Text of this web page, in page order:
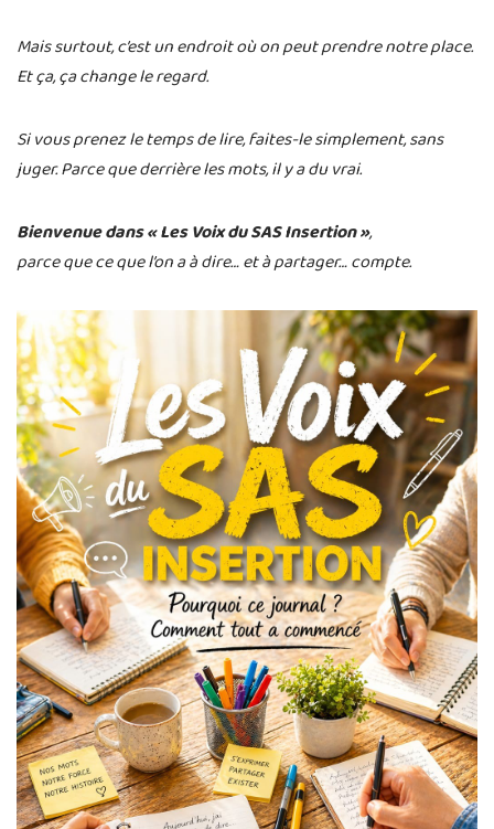
Mais surtout, c’est un endroit où on peut prendre notre place.
Et ça, ça change le regard.
Si vous prenez le temps de lire, faites-le simplement, sans
juger. Parce que derrière les mots, il y a du vrai.
Bienvenue dans « Les Voix du SAS Insertion »,
parce que ce que l’on a à dire… et à partager… compte.